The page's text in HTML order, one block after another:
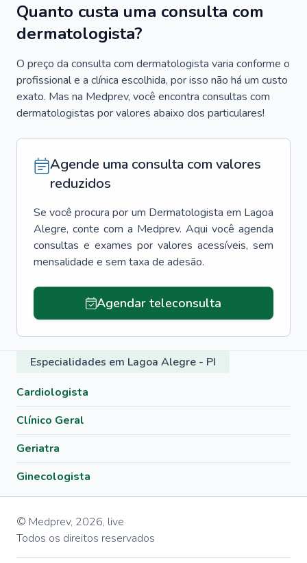
Quanto custa uma consulta com
dermatologista?
O preço da consulta com dermatologista varia conforme o
profissional e a clínica escolhida, por isso não há um custo
exato. Mas na Medprev, você encontra consultas com
dermatologistas por valores abaixo dos particulares!
Agende uma consulta com valores
reduzidos
Se você procura por um Dermatologista em Lagoa
Alegre, conte com a Medprev. Aqui você agenda
consultas e exames por valores acessíveis, sem
mensalidade e sem taxa de adesão.
Agendar teleconsulta
Especialidades em Lagoa Alegre - PI
Cardiologista
Clínico Geral
Geriatra
Ginecologista
© Medprev, 2026, live
Todos os direitos reservados